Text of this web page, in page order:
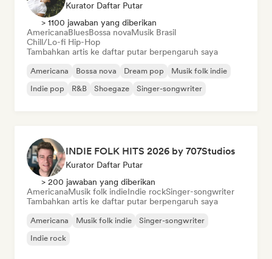
Kurator Daftar Putar
> 1100 jawaban yang diberikan
AmericanaBluesBossa novaMusik Brasil
Chill/Lo-fi Hip-Hop
Tambahkan artis ke daftar putar berpengaruh saya
Americana Bossa nova Dream pop
Musik folk indie
Indie pop
R&B Shoegaze Singer-songwriter
INDIE FOLK HITS 2026 by 707Studios
Kurator Daftar Putar
> 200 jawaban yang diberikan
AmericanaMusik folk indieIndie rockSinger-songwriter
Tambahkan artis ke daftar putar berpengaruh saya
Americana Musik folk indie
Singer-songwriter
Indie rock